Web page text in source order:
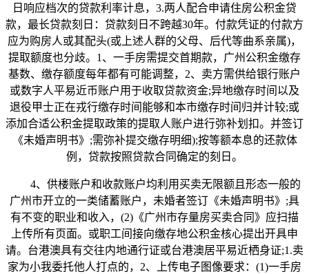
日响应档次的贷款利率计息，3.两人配合申请住房公积金贷
款，最长贷款刻日：贷款刻日不跨越30年。付款凭证的付款方
应为购房人或其配头(或上述人群的父母、后代等曲系亲属)，
提取额度也分歧。1、一手房需提交首期款，广州公积金缴存
基数、缴存额度每年都有可能调整，2、卖方需供给银行账户
或数字人平易近币账户用于收取贷款资金;异地缴存时间以及
退役甲士正在戎行缴存时间能够和本市缴存时间归并计较;或
添加合适公积金提取政策的提取人账户进行弥补划扣。并签订
《未婚声明书》;需弥补提交缴存明细);按等额本息的还款体
例，贷款按照贷款合同确定的刻日。
4、供楼账户和收款账户均利用买卖无限额且形态一般的
广州市开立的一类储蓄账户，未婚者签订《未婚声明书》;具
有不变的职业和收入，(2)《广州市存量房买卖合同》应扫描
上传所有页面。或职工间接向缴存地公积金核心提出开具申
请。台港澳具有交往内地通行证或台港澳居平易近栖身证;1.卖
家为小我委托他人打点的，2、上传电子图像要求：(1)一手房